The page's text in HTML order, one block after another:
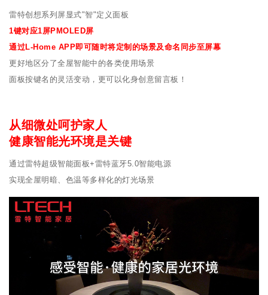
雷特创想系列屏显式"智"定义面板
1键对应1屏PMOLED屏
通过L-Home APP即可随时将定制的场景及命名同步至屏幕
更好地区分了全屋智能中的各类使用场景
面板按键名的灵活变动，更可以化身创意留言板！
从细微处呵护家人
健康智能光环境是关键
通过雷特超级智能面板+雷特蓝牙5.0智能电源
实现全屋明暗、色温等多样化的灯光场景